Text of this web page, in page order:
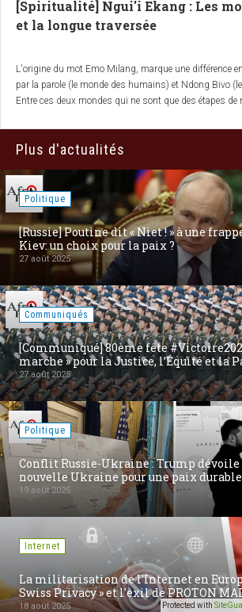
[Spiritualité] Ngui'i Ekang : Les
et la longue traversée
L'origine du mot Emo Milang, marque une différence
par la parole (le monde des humains) et Ndong Bivo
Entre ces deux mondes qui ne sont que des étapes de
Plus d'actualités
Politique
[Russie] Poutine dit « Niet ! » à une
Kiev: un choix pour la paix ?
27 août 2025
Communiqués
[Communiqué] 80ème fête
marche » pour la Justice, l’Équité et la
27 août 2025
Politique
Conflit Russie-Ukraine : Trump dévoile
nouvelle Ukraine pour une paix durable
19 août 2025
Internet
La militarisation de l'Internet en
Swiss Privacy » et l'exil de PROTON
18 août 2025 Protected with